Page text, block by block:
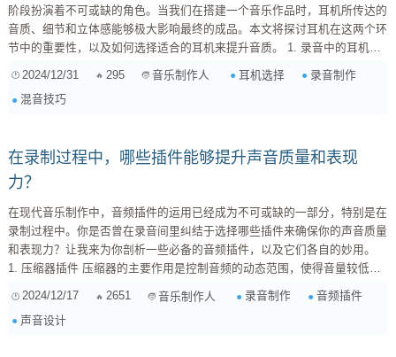
阶段扮演着不可或缺的角色。当我们在搭建一个音乐作品时，耳机所传达的
音质、细节和立体感能够极大影响最终的成品。本文将探讨耳机在这两个环
节中的重要性，以及如何选择适合的耳机来提升音质。 1. 录音中的耳机使
音，但在录音时却容易出现回音，影响录制效果。此时，封闭式耳机显得格
外重要，它可以有效隔绝外界噪音，使歌者或乐手能更专注于自己的演奏而
2024/12/31 295 音乐制作人 耳机选择
录音制作
混音技巧
在录制过程中，哪些插件能够提升声音质量和表现
力？
在现代音乐制作中，音频插件的运用已经成为不可或缺的一部分，特别是在
录制过程中。你是否曾在录音间里纠结于选择哪些插件来确保你的声音质量
和表现力？让我来为你剖析一些必备的音频插件，以及它们各自的妙用。
1. 压缩器插件 压缩器的主要作用是控制音频的动态范围，使得音量较低的
声音出现过载，同时还能增加声音的饱满感。例如，使用 FabFilter Pro-C 2
或 Waves SSL G-Master ，它们能够为你的声音提供专业的动...
2024/12/17 2651 音乐制作人 录音制作
音频插件
声音设计